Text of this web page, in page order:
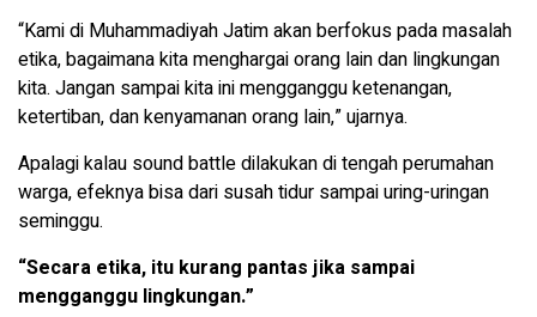
“Kami di Muhammadiyah Jatim akan berfokus pada masalah
etika, bagaimana kita menghargai orang lain dan lingkungan
kita. Jangan sampai kita ini mengganggu ketenangan,
ketertiban, dan kenyamanan orang lain,” ujarnya.
Apalagi kalau sound battle dilakukan di tengah perumahan
warga, efeknya bisa dari susah tidur sampai uring-uringan
seminggu.
“Secara etika, itu kurang pantas jika sampai
mengganggu lingkungan.”